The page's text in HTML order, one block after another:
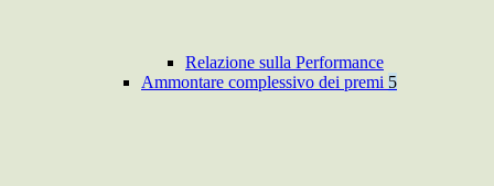
Relazione sulla Performance
Ammontare complessivo dei premi 5